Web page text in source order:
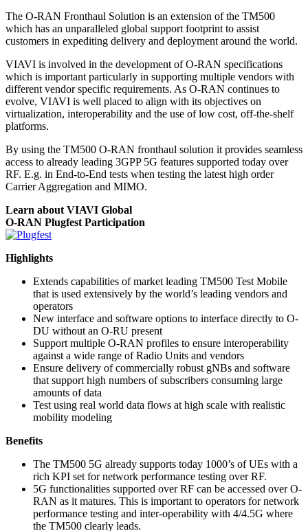
The O-RAN Fronthaul Solution is an extension of the TM500
which has an unparalleled global support footprint to assist
customers in expediting delivery and deployment around the world.
VIAVI is involved in the development of O-RAN specifications
which is important particularly in supporting multiple vendors with
different vendor specific requirements. As O-RAN continues to
evolve, VIAVI is well placed to align with its objectives on
virtualization, interoperability and the use of low cost, off-the-shelf
platforms.
By using the TM500 O-RAN fronthaul solution it provides seamless
access to already leading 3GPP 5G features supported today over
RF. E.g. in End-to-End tests when testing the latest high order
Carrier Aggregation and MIMO.
Learn about VIAVI Global
O-RAN Plugfest Participation
Highlights
Extends capabilities of market leading TM500 Test Mobile
that is used extensively by the world’s leading vendors and
operators
New interface and software options to interface directly to O-
DU without an O-RU present
Support multiple O-RAN profiles to ensure interoperability
against a wide range of Radio Units and vendors
Ensure delivery of commercially robust gNBs and software
that support high numbers of subscribers consuming large
amounts of data
Test using real world data flows at high scale with realistic
mobility modeling
Benefits
The TM500 5G already supports today 1000’s of UEs with a
rich KPI set for network performance testing over RF.
5G functionalities supported over RF can be accessed over O-
RAN as it matures. This is important to operators for network
performance testing and inter-operability with 4/4.5G where
the TM500 clearly leads.